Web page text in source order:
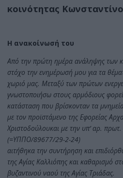
κοινότητας
Η ανακοίνωσή του
Από την πρώτη ημέρα ανάληψης των
στόχο την ενημέρωσή μου για τα
χωριό μας. Μεταξύ των πρώτων
γνωστοποιήσω στους αρμόδιους
κατάσταση που βρίσκονταν τα
με τον προϊστάμενο της Εφορείας
Χριστοδούλουκαι με την υπ’ αρ.
(=ΥΠΠΟ/89677/29-2-24)
αιτήθηκα την συντήρηση και
της Αγίας Καλλιόπης και καθαρισμό
βυζαντινού ναού της Αγίας Τριάδας.